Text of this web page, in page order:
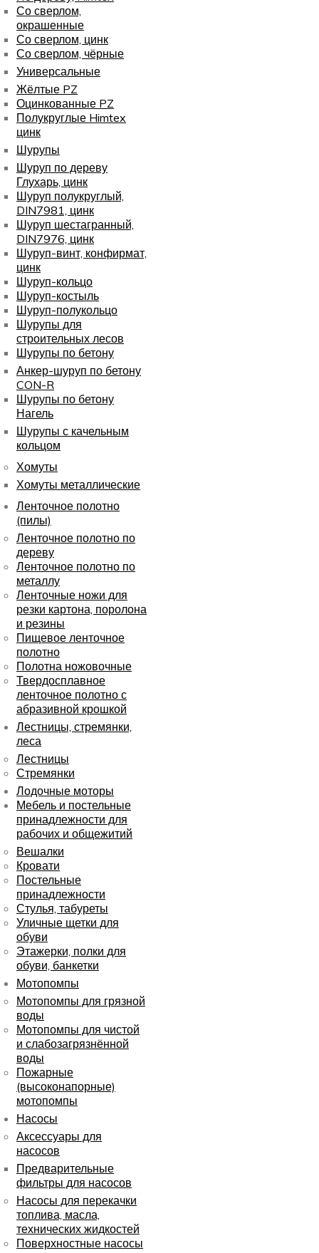
Со сверлом,
окрашенные
Со сверлом, цинк
Со сверлом, чёрные
Универсальные
Жёлтые PZ
Оцинкованные PZ
Полукруглые Himtex
цинк
Шурупы
Шуруп по дереву
Глухарь, цинк
Шуруп полукруглый,
DIN7981, цинк
Шуруп шестагранный,
DIN7976, цинк
Шуруп-винт, конфирмат,
цинк
Шуруп-кольцо
Шуруп-костыль
Шуруп-полукольцо
Шурупы для
строительных лесов
Шурупы по бетону
Анкер-шуруп по бетону
CON-R
Шурупы по бетону
Нагель
Шурупы с качельным
кольцом
Хомуты
Хомуты металлические
Ленточное полотно
(пилы)
Ленточное полотно по
дереву
Ленточное полотно по
металлу
Ленточные ножи для
резки картона, поролона
и резины
Пищевое ленточное
полотно
Полотна ножовочные
Твердосплавное
ленточное полотно с
абразивной крошкой
Лестницы, стремянки,
леса
Лестницы
Стремянки
Лодочные моторы
Мебель и постельные
принадлежности для
рабочих и общежитий
Вешалки
Кровати
Постельные
принадлежности
Стулья, табуреты
Уличные щетки для
обуви
Этажерки, полки для
обуви, банкетки
Мотопомпы
Мотопомпы для грязной
воды
Мотопомпы для чистой
и слабозагрязнённой
воды
Пожарные
(высоконапорные)
мотопомпы
Насосы
Аксессуары для
насосов
Предварительные
фильтры для насосов
Насосы для перекачки
топлива, масла,
технических жидкостей
Поверхностные насосы